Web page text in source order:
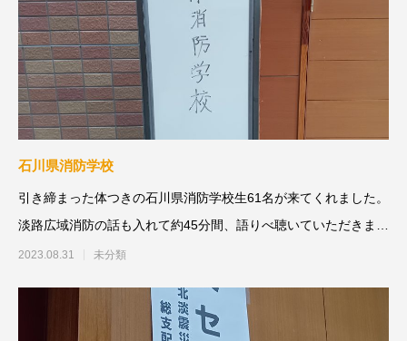
石川県消防学校
引き締まった体つきの石川県消防学校生61名が来てくれました。
淡路広域消防の話も入れて約45分間、語りべ聴いていただきまし
た。10月か
2023.08.31 未分類